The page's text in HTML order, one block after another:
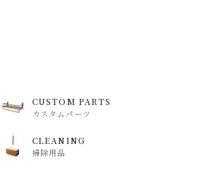
CUSTOM PARTS
カスタムパーツ
CLEANING
掃除用品